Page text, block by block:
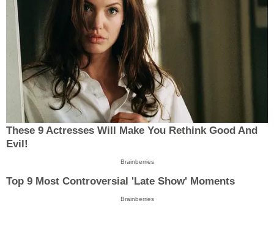
These 9 Actresses Will Make You Rethink Good And
Evil!
Brainberries
Top 9 Most Controversial 'Late Show' Moments
Brainberries